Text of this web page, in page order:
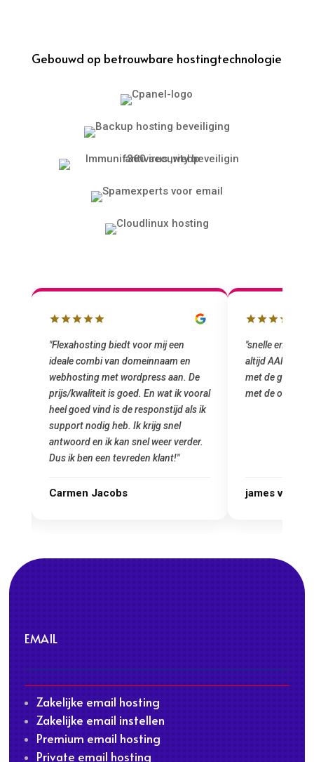
Gebouwd op betrouwbare hostingtechnologie
"Flexahosting biedt voor mij een
ideale combi van domeinnaam en
webhosting met wordpress aan. De
prijs/kwaliteit is goed. En wat ik vooral
heel goed vind is de responstijd als ik
support nodig heb. Ik krijg snel
antwoord en ik kan snel weer verder.
Dus ik ben een tevreden klant!"
Carmen Jacobs
"snelle en
altijd AAN (:
met de grote
met de
james van
EMAIL
Zakelijke email hosting
Zakelijke email instellen
Premium email hosting
Private email hosting